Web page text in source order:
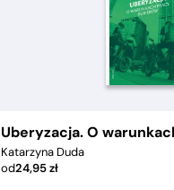
Uberyzacja. O
Katarzyna Duda
od24,95zł